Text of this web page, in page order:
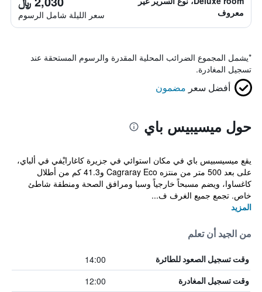
معروف
سعر الليلة شامل الرسوم
*يشمل المجموع الضرائب المحلية المقدرة والرسوم المستحقة عند
تسجيل المغادرة.
أفضل سعر مضمون
حول ميسيبيس باي
يقع ميسيسبيس باي في مكان استوائي في جزيرة كاغارايْفي في ألباي،
على بعد 500 متر من منتزه Cagraray Eco و41.3 كم من أطلال
كاغساوا، ويضم مسبحاً خارجياً وسبا ومرافق الصحة ومنطقة شاطئ
خاص. تجمع جميع الغرف ف...
المزيد
من الجيد أن تعلم
وقت تسجيل الصعود للطائرة 14:00
وقت تسجيل المغادرة 12:00